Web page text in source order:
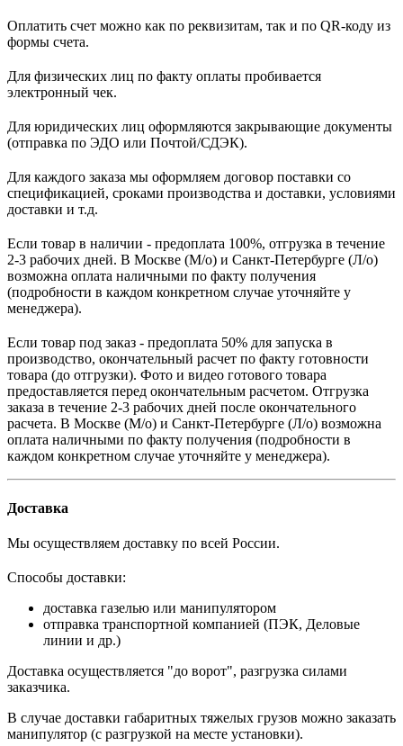
Оплатить счет можно как по реквизитам, так и по QR-коду из
формы счета.
Для физических лиц по факту оплаты пробивается
электронный чек.
Для юридических лиц оформляются закрывающие документы
(отправка по ЭДО или Почтой/СДЭК).
Для каждого заказа мы оформляем договор поставки со
спецификацией, сроками производства и доставки, условиями
доставки и т.д.
Если товар в наличии - предоплата 100%, отгрузка в течение
2-3 рабочих дней. В Москве (М/о) и Санкт-Петербурге (Л/о)
возможна оплата наличными по факту получения
(подробности в каждом конкретном случае уточняйте у
менеджера).
Если товар под заказ - предоплата 50% для запуска в
производство, окончательный расчет по факту готовности
товара (до отгрузки). Фото и видео готового товара
предоставляется перед окончательным расчетом. Отгрузка
заказа в течение 2-3 рабочих дней после окончательного
расчета. В Москве (М/о) и Санкт-Петербурге (Л/о) возможна
оплата наличными по факту получения (подробности в
каждом конкретном случае уточняйте у менеджера).
Доставка
Мы осуществляем доставку по всей России.
Способы доставки:
доставка газелью или манипулятором
отправка транспортной компанией (ПЭК, Деловые
линии и др.)
Доставка осуществляется "до ворот", разгрузка силами
заказчика.
В случае доставки габаритных тяжелых грузов можно заказать
манипулятор (с разгрузкой на месте установки).